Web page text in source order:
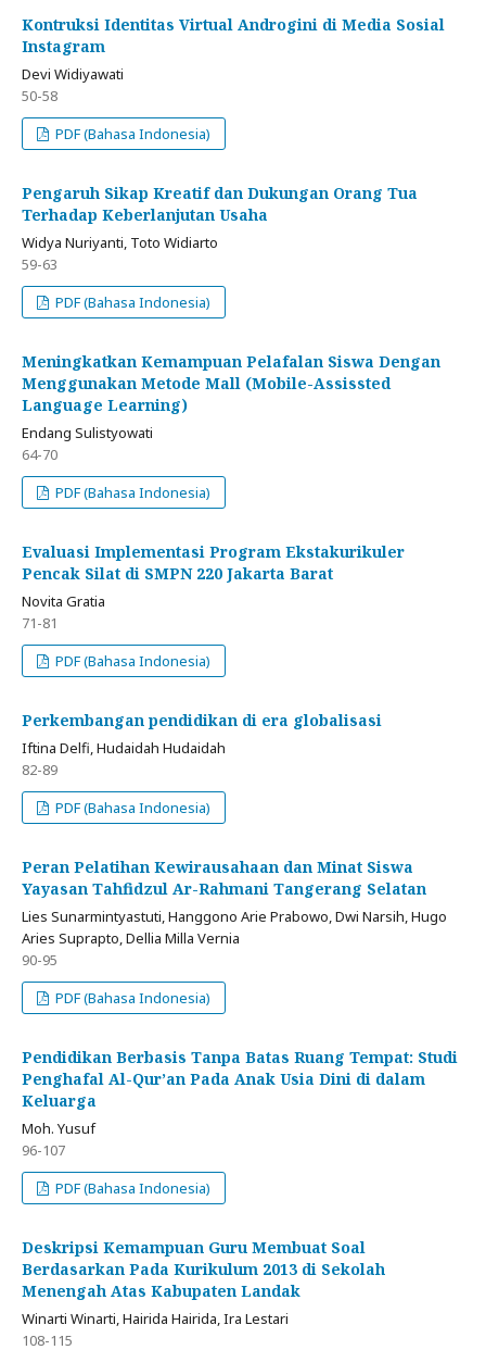
Kontruksi Identitas Virtual Androgini di Media Sosial
Instagram
Devi Widiyawati
50-58
PDF (Bahasa Indonesia)
Pengaruh Sikap Kreatif dan Dukungan Orang Tua
Terhadap Keberlanjutan Usaha
Widya Nuriyanti, Toto Widiarto
59-63
PDF (Bahasa Indonesia)
Meningkatkan Kemampuan Pelafalan Siswa Dengan
Menggunakan Metode Mall (Mobile-Assissted
Language Learning)
Endang Sulistyowati
64-70
PDF (Bahasa Indonesia)
Evaluasi Implementasi Program Ekstakurikuler
Pencak Silat di SMPN 220 Jakarta Barat
Novita Gratia
71-81
PDF (Bahasa Indonesia)
Perkembangan pendidikan di era globalisasi
Iftina Delfi, Hudaidah Hudaidah
82-89
PDF (Bahasa Indonesia)
Peran Pelatihan Kewirausahaan dan Minat Siswa
Yayasan Tahfidzul Ar-Rahmani Tangerang Selatan
Lies Sunarmintyastuti, Hanggono Arie Prabowo, Dwi Narsih, Hugo
Aries Suprapto, Dellia Milla Vernia
90-95
PDF (Bahasa Indonesia)
Pendidikan Berbasis Tanpa Batas Ruang Tempat: Studi
Penghafal Al-Qur’an Pada Anak Usia Dini di dalam
Keluarga
Moh. Yusuf
96-107
PDF (Bahasa Indonesia)
Deskripsi Kemampuan Guru Membuat Soal
Berdasarkan Pada Kurikulum 2013 di Sekolah
Menengah Atas Kabupaten Landak
Winarti Winarti, Hairida Hairida, Ira Lestari
108-115